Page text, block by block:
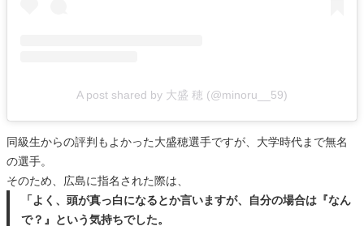
A post shared by 大盛 穂 (@minoru__59)
同級生からの評判もよかった大盛穂選手ですが、大学時代まで無名
の選手。
そのため、広島に指名された際は、
「よく、頭が真っ白になるとか言いますが、自分の場合は『なん
で？』という気持ちでした。